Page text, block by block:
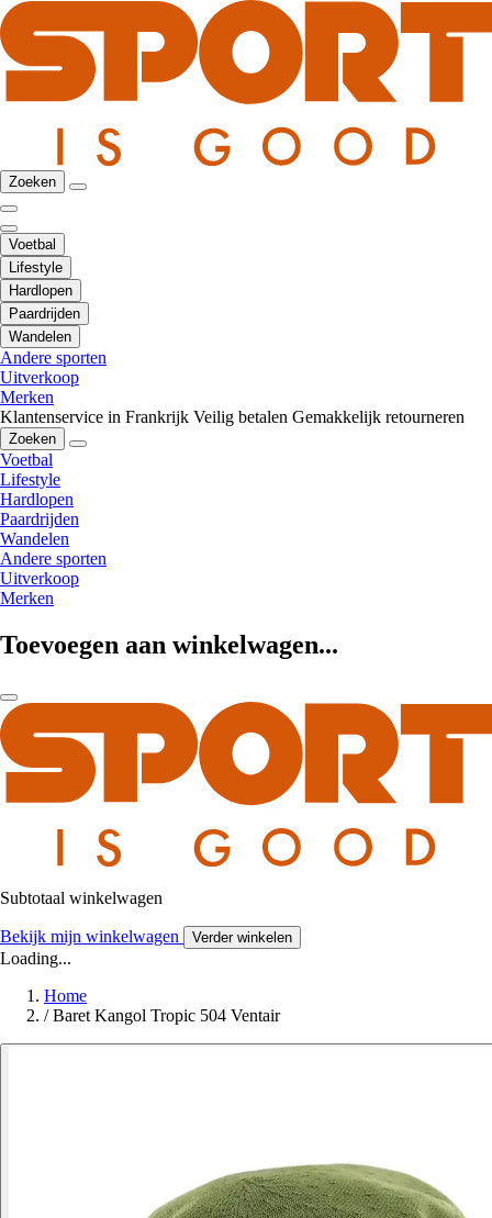
Zoeken
Voetbal
Lifestyle
Hardlopen
Paardrijden
Wandelen
Andere sporten
Uitverkoop
Merken
Klantenservice in Frankrijk Veilig betalen Gemakkelijk retourneren
Zoeken
Voetbal
Lifestyle
Hardlopen
Paardrijden
Wandelen
Andere sporten
Uitverkoop
Merken
Toevoegen aan winkelwagen...
Subtotaal winkelwagen
Bekijk mijn winkelwagen Verder winkelen
Loading...
Home
/ Baret Kangol Tropic 504 Ventair